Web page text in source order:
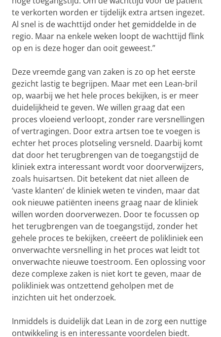
te verkorten worden er tijdelijk extra artsen ingezet.
Al snel is de wachttijd onder het gemiddelde in de
regio. Maar na enkele weken loopt de wachttijd flink
op en is deze hoger dan ooit geweest.”
Deze vreemde gang van zaken is zo op het eerste
gezicht lastig te begrijpen. Maar met een Lean-bril
op, waarbij we het hele proces bekijken, is er meer
duidelijkheid te geven. We willen graag dat een
proces vloeiend verloopt, zonder rare versnellingen
of vertragingen. Door extra artsen toe te voegen is
echter het proces plotseling versneld. Daarbij komt
dat door het terugbrengen van de toegangstijd de
kliniek extra interessant wordt voor doorverwijzers,
zoals huisartsen. Dit betekent dat niet alleen de
‘vaste klanten’ de kliniek weten te vinden, maar dat
ook nieuwe patiënten ineens graag naar de kliniek
willen worden doorverwezen. Door te focussen op
het terugbrengen van de toegangstijd, zonder het
gehele proces te bekijken, creëert de polikliniek een
onverwachte versnelling in het proces wat leidt tot
onverwachte nieuwe toestroom. Een oplossing voor
deze complexe zaken is niet kort te geven, maar de
polikliniek was ontzettend geholpen met de
inzichten uit het onderzoek.
Inmiddels is duidelijk dat Lean in de zorg een nuttige
ontwikkeling is en interessante voordelen biedt.